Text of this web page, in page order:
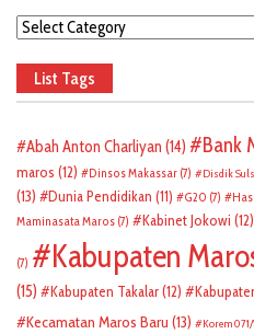
Categories
List Tags
Abah Anton Charliyan (14) Bank
maros (12) Dinsos Makassar (7) Disdik
(13)
Dunia Pendidikan (11) G20 (7)
Maminasata Maros (7) Kabinet Jokowi (12)
(7) Kabupaten
(15)
Kabupaten Takalar(12)
Kecamatan Maros Baru (13) Korem